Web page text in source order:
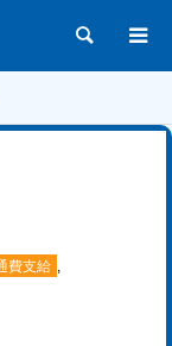
検索
費支給 ,